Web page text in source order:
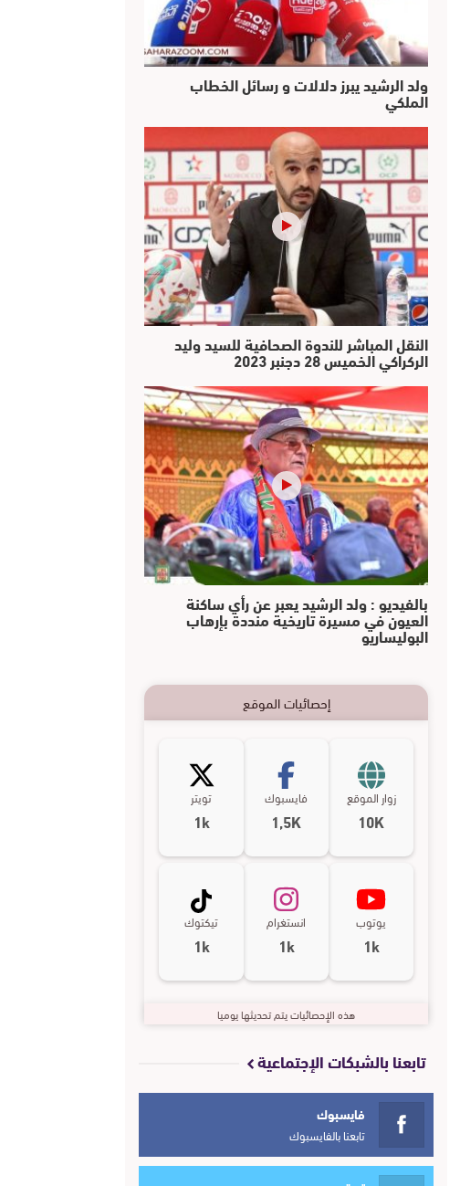
ولد الرشيد يبرز دلالات و رسائل الخطاب
الملكي
النقل المباشر للندوة الصحافية للسيد وليد
الركراكي الخميس 28 دجنبر 2023
بالفيديو : ولد الرشيد يعبر عن رأي ساكنة
العيون في مسيرة تاريخية منددة بإرهاب
البوليساريو
إحصائيات الموقع
زوار الموقع
10K
فايسبوك
1,5K
تويتر
1k
يوتوب
1k
انستغرام
1k
تيكتوك
1k
هذه الإحصائيات يتم تحديثها يوميا
تابعنا بالشبكات الإجتماعية
فايسبوك
تابعنا بالفايسبوك